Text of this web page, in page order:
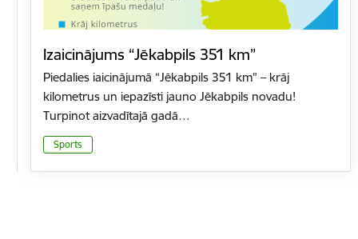
Izaicinājums “Jēkabpils 351 km”
Piedalies iaicinājumā “Jēkabpils 351 km” – krāj
kilometrus un iepazīsti jauno Jēkabpils novadu!
Turpinot aizvadītajā gadā…
Sports